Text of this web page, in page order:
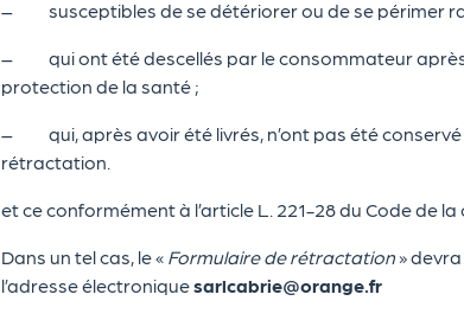
– susceptibles de se détériorer ou de se périmer
– qui ont été descellés par le consommateur après
protection de la santé ;
– qui, après avoir été livrés, n’ont pas été
rétractation.
et ce conformément à l’article L. 221-28 du Code de
Dans un tel cas, le « Formulaire de rétractation »
l’adresse électroniquesarlcabrie@orange.fr